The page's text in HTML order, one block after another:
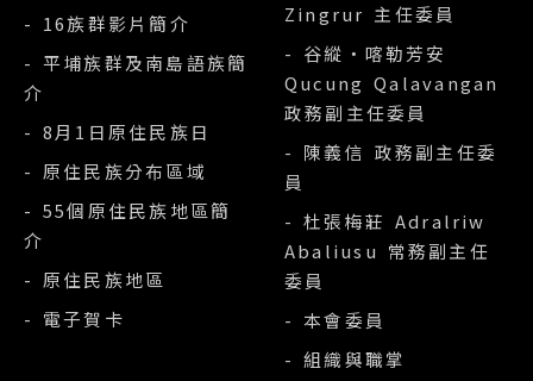
- 16族群影片簡介
- 平埔族群及南島語族簡
介
- 8月1日原住民族日
- 原住民族分布區域
- 55個原住民族地區簡
介
- 原住民族地區
- 電子賀卡
Zingrur 主任委員
- 谷縱‧喀勒芳安
Qucung Qalavangan
政務副主任委員
- 陳義信 政務副主任委
員
- 杜張梅莊 Adralriw
Abaliusu 常務副主任
委員
- 本會委員
- 組織與職掌